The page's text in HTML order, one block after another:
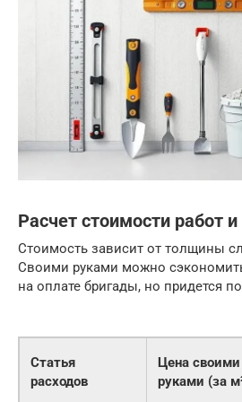
Расчет стоимости работ
Стоимость зависит от толщины
Своими руками можно
на оплате бригады, но придется
Статья
расходов
Цена своими
руками (за